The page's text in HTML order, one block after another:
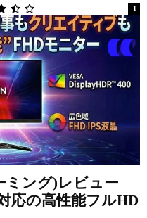
1
ミング)レビュー
応の高性能フルHD